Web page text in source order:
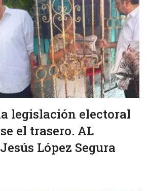
legislación electoral
el trasero. AL
López Segura